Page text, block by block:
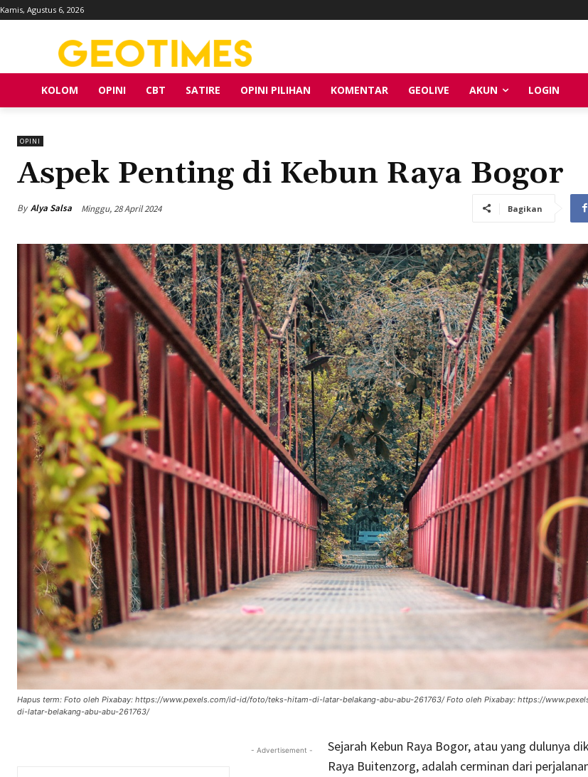
Kamis, Agustus 6, 2026
KOLOM OPINI CBT SATIRE OPINI PILIHAN KOMENTAR GEOLIVE AKUN LOGIN
OPINI
Aspek Penting di Kebun Raya Bogor
By Alya Salsa Minggu, 28 April 2024 Bagikan
Hapus term: Foto oleh Pixabay: https://www.pexels.com/id-id/foto/teks-hitam-di-latar-belakang-abu-abu-261763/ Foto oleh Pixabay: https://
di-latar-belakang-abu-abu-261763/
- Advertisement -
Sejarah Kebun Raya Bogor, atau yang dulunya
Raya Buitenzorg, adalah cerminan dari